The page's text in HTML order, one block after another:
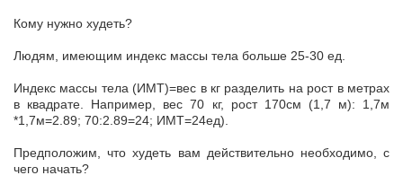
Кому нужно худеть?
Людям, имеющим индекс массы тела больше 25-30 ед.
Индекс массы тела (ИМТ)=вес в кг разделить на рост в метрах
в квадрате. Например, вес 70 кг, рост 170см (1,7 м): 1,7м
*1,7м=2.89; 70:2.89=24; ИМТ=24ед).
Предположим, что худеть вам действительно необходимо, с
чего начать?